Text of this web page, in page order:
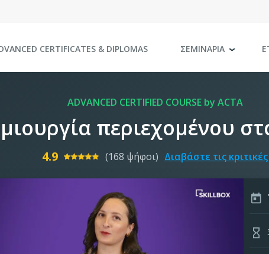
ΣΕΜΙΝΑΡΙΑ
CERTIFICATES & DIPLOMAS
ADVANCED CERTIFIED COURSE by ACTA
περιεχομένου
4.9 (168 ψήφοι) Διαβάστε τις κριτικές